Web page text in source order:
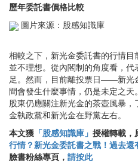
歷年委託書價格比較
圖片來源：股感知識庫
相較之下，新光金委託書的行情
並不理想。從內閣制的角度看，
足。然而，目前離投票日——新光
間會發生什麼事情，仍是未定之
股東仍應關注新光金的茶壺風暴
金執政黨和新光金在野黨左右。
本文獲 「股感知識庫」 授權轉載，
行情？新光金委託書之戰！過去還
臉書粉絲專頁， 請按此